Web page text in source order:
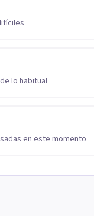
lo habitual
en este momento